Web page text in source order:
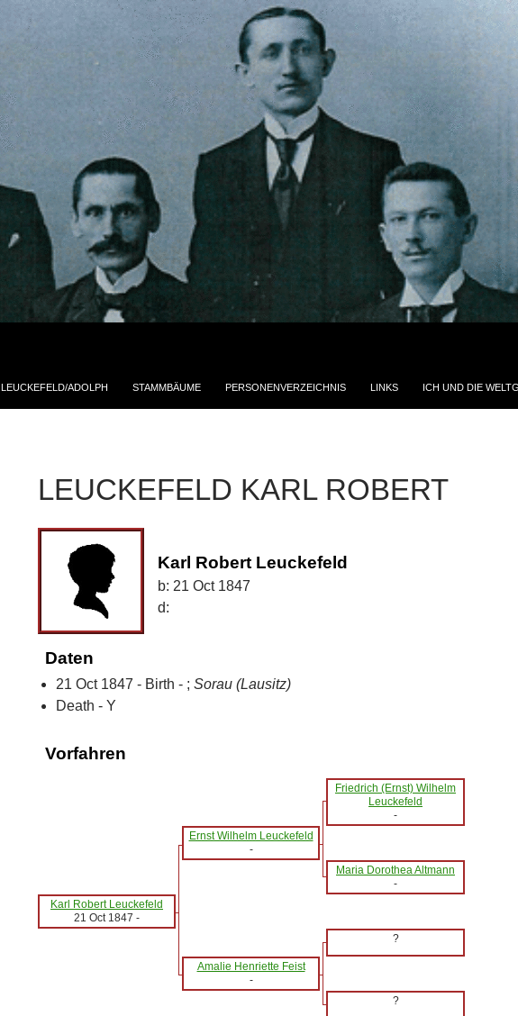
LEUCKEFELD/ADOLPH STAMMBÄUME PERSONENVERZEICHNIS LINKS ICH UND DIE
LEUCKEFELD KARL ROBERT
Karl Robert Leuckefeld
b: 21 Oct 1847
d:
Daten
21 Oct 1847 - Birth - ; Sorau (Lausitz)
Death - Y
Vorfahren
Friedrich (Ernst) Wilhelm
Leuckefeld
-
Ernst Wilhelm Leuckefeld
-
Maria Dorothea Altmann
-
Karl Robert Leuckefeld
21 Oct 1847 -
?
Amalie Henriette Feist
-
?